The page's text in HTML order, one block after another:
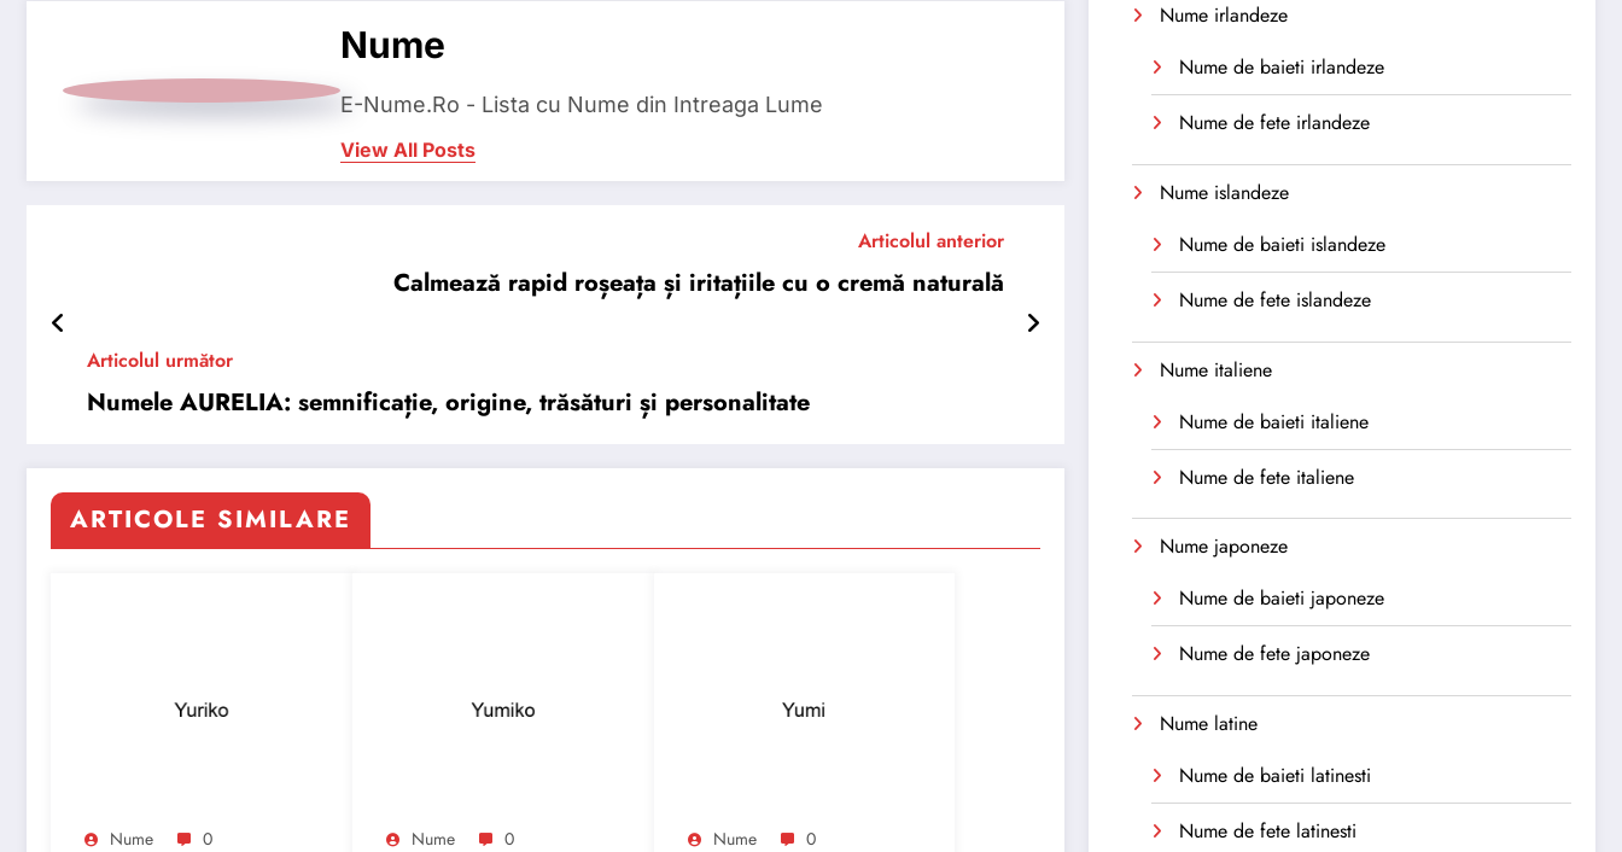
Nume
E-Nume.Ro - Lista cu Nume din Intreaga Lume
View All Posts
Articolul anterior
Calmează rapid roșeața și iritațiile cu o cremă naturală
Articolul următor
Numele AURELIA: semnificație, origine, trăsături și personalitate
ARTICOLE SIMILARE
Nume 0 Nume 0 Nume 0
Nume irlandeze
Nume de baieti irlandeze
Nume de fete irlandeze
Nume islandeze
Nume de baieti islandeze
Nume de fete islandeze
Nume italiene
Nume de baieti italiene
Nume de fete italiene
Nume japoneze
Nume de baieti japoneze
Nume de fete japoneze
Nume latine
Nume de baieti latinesti
Nume de fete latinesti